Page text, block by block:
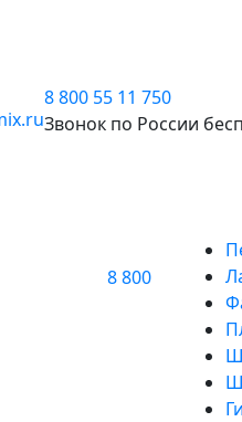
8 800 55 11 750
Звонок по России
фасадов New
8 800